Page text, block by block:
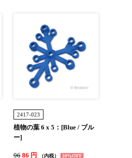
2417-023
植物の葉 6 x 5：[Blue / ブル
ー]
9686 円 （内税） 10%OFF